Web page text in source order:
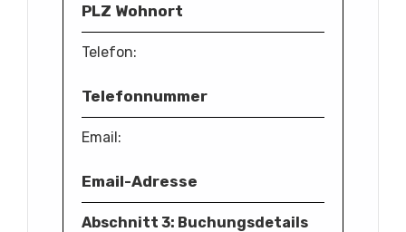
PLZ Wohnort
Telefon:
Telefonnummer
Email:
Email-Adresse
Abschnitt 3: Buchungsdetails